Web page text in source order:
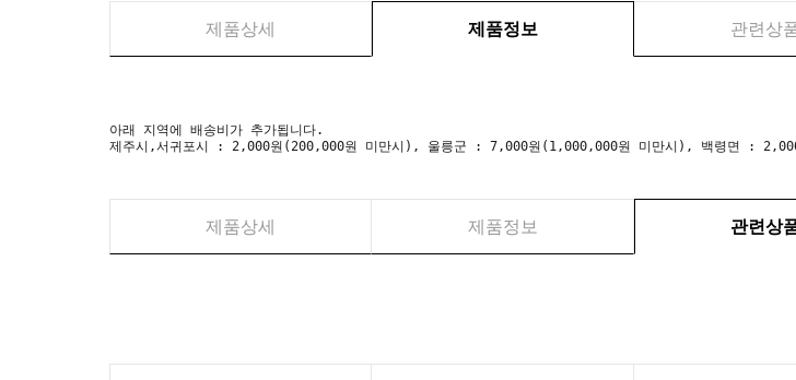
제품상세 제품정보 관련상
아래 지역에 배송비가 추가됩니다.
제주시,서귀포시 : 2,000원(200,000원 미만시), 울릉군 : 7,000원(1,000,000원 미만시), 백령면 :
제품상세 제품정보 관련상